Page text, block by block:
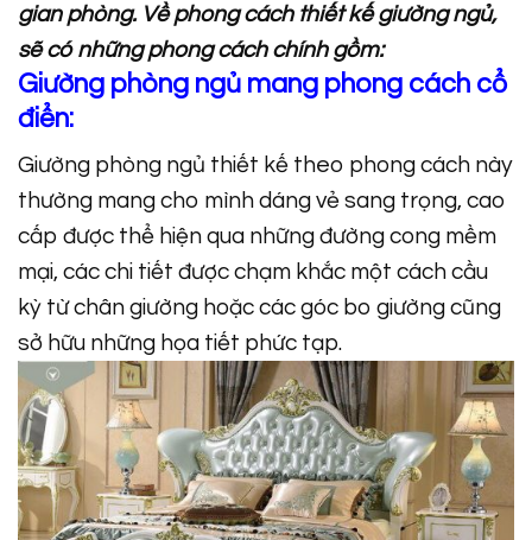
gian phòng. Về phong cách thiết kế giường ngủ,
sẽ có những phong cách chính gồm:
Giường phòng ngủ mang phong cách cổ
điển:
Giường phòng ngủ thiết kế theo phong cách này
thường mang cho mình dáng vẻ sang trọng, cao
cấp được thể hiện qua những đường cong mềm
mại, các chi tiết được chạm khắc một cách cầu
kỳ từ chân giường hoặc các góc bo giường cũng
sở hữu những họa tiết phức tạp.